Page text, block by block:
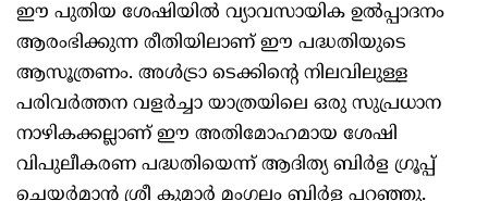
ഈ പുതിയ ശേഷിയിൽ വ്യാവസായിക ഉൽപ്പാദനം
ആരംഭിക്കുന്ന രീതിയിലാണ് ഈ പദ്ധതിയുടെ
ആസൂത്രണം. അൾട്രാ ടെക്കിന്റെ നിലവിലുള്ള
പരിവർത്തന വളർച്ചാ യാത്രയിലെ ഒരു സുപ്രധാന
നാഴികക്കല്ലാണ് ഈ അതിമോഹമായ ശേഷി
വിപുലീകരണ പദ്ധതിയെന്ന് ആദിത്യ ബിർള ഗ്രൂപ്പ്
ചെയർമാൻ ശ്രീ കുമാർ മംഗലം ബിർള പറഞ്ഞു.